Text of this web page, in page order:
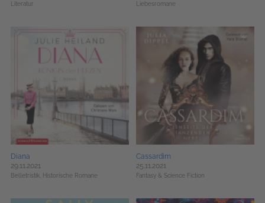
Literatur
Liebesromane
Diana
29.11.2021
Belletristik, Historische Romane
Cassardim
25.11.2021
Fantasy & Science Fiction